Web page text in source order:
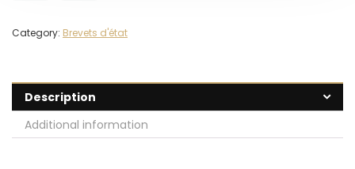
Category: Brevets d'état
Description
Additional information